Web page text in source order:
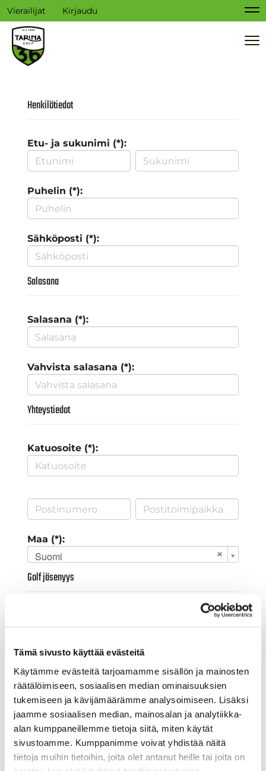
Tämä sivusto käyttää evästeitä
Käytämme evästeitä tarjoamamme sisällön ja mainosten
räätälöimiseen, sosiaalisen median ominaisuuksien
tukemiseen ja kävijämäärämme analysoimiseen. Lisäksi
jaamme sosiaalisen median, mainosalan ja analytiikka-
alan kumppaneillemme tietoja siitä, miten käytät
sivustoamme. Kumppanimme voivat yhdistää näitä
tietoja muihin tietoihin, joita olet antanut heille tai joita on
Vierailijat Kirjaudu
Henkilötiedot
Etu- ja sukunimi (*):
Puhelin (*):
Sähköposti (*):
Salasana
Salasana (*):
Vahvista salasana (*):
Yhteystiedot
Katuosoite (*):
Maa (*):
Suomi
Golf jäsenyys
Lisätiedot
Syntymäaika: (*)